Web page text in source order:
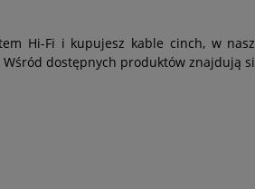
Hi-Fi i kupujesz kable cinch, w
dostępnych produktów znajdują